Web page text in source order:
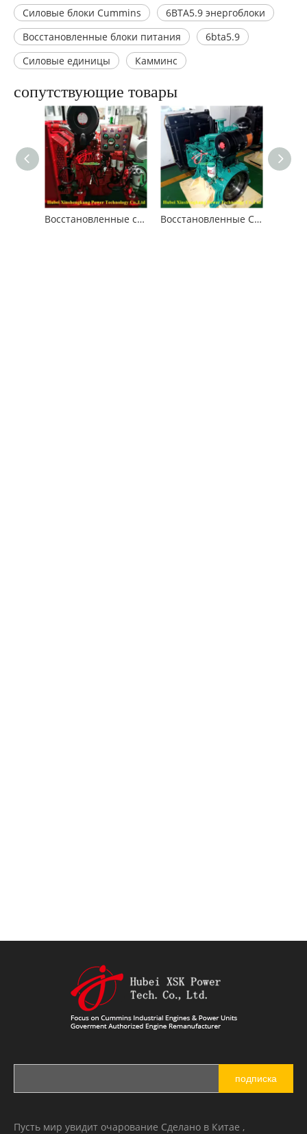
Силовые блоки Cummins
6BTA5.9 энергоблоки
Восстановленные блоки питания
6bta5.9
Силовые единицы
Камминс
сопутствующие товары
Восстановленные силовые агрегаты Cummins 6BT5.9 Восстановленные Cummins 4BT3.9 силовых единиц
подписка
Пусть мир увидит очарование Сделано в Китае ,